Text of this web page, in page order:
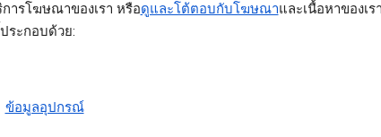
ารโฆษณาของเรา หรือดูและโต้ตอบกับโฆษณาและเนื้อหาของเ
ระกอบด้วย:
ข้อมูลอุปกรณ์